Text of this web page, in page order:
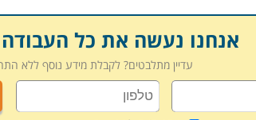
לציון, 75106 - סניף חדרה עד גדרה
- סניף חדרה עד גדרה
ארצית
רמלה
אנחנו נעשה את כל
עדיין מתלבטים? לקבלת מידע נוסף ללא